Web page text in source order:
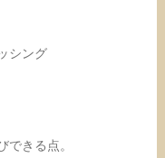
シング
きる点。